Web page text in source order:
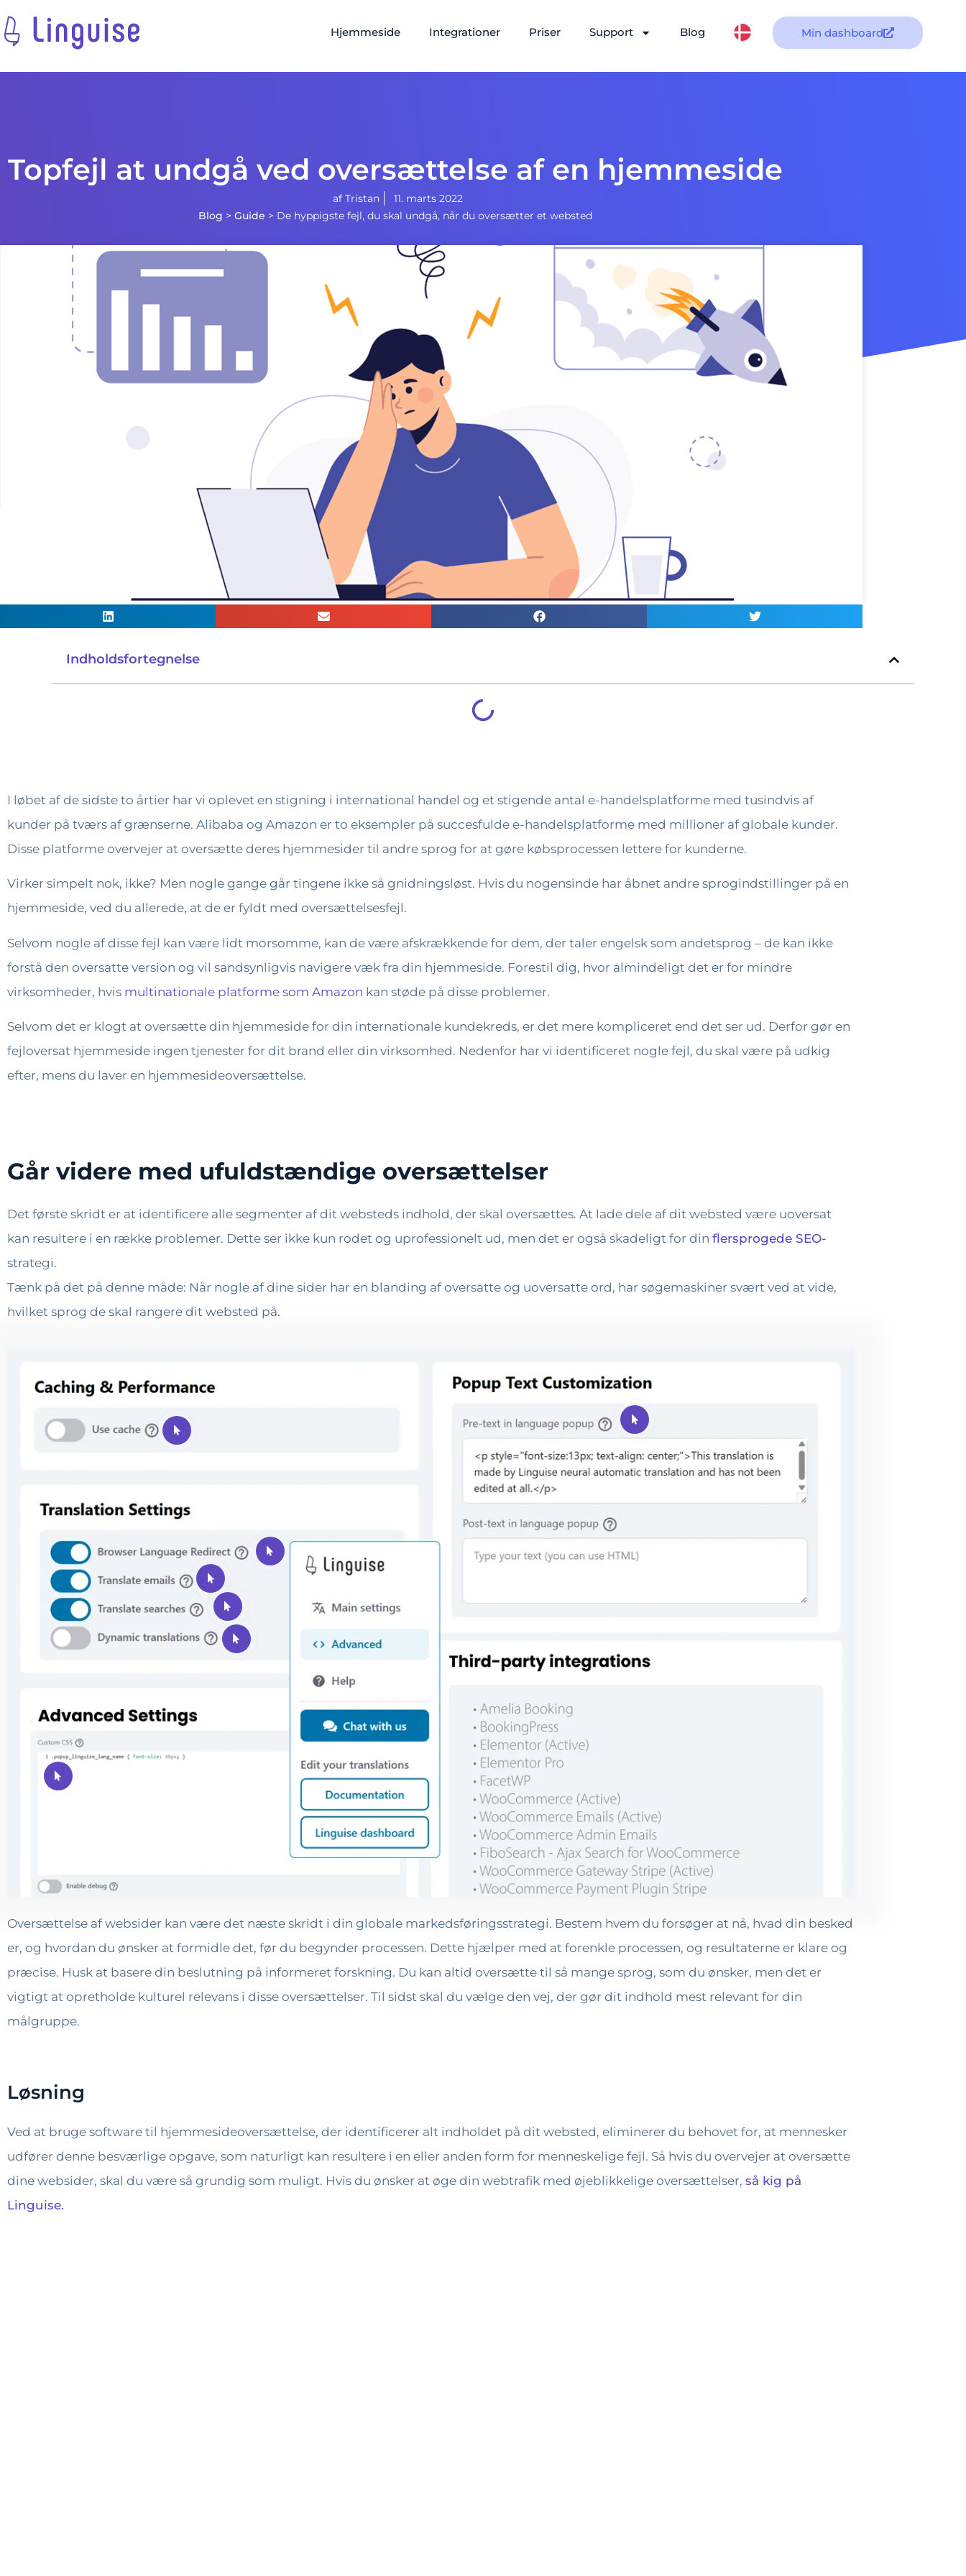
Hjemmeside Integrationer Priser Support Blog Min dashboard
Topfejl at undgå ved oversættelse af en hjemmeside
af Tristan
11. marts 2022
Blog > Guide > De hyppigste fejl, du skal undgå, når du oversætter et websted
Indholdsfortegnelse
I løbet af de sidste to årtier har vi oplevet en stigning i international handel og et stigende antal e-handelsplatforme med tusindvis af
kunder på tværs af grænserne. Alibaba og Amazon er to eksempler på succesfulde e-handelsplatforme med millioner af globale kunder.
Disse platforme overvejer at oversætte deres hjemmesider til andre sprog for at gøre købsprocessen lettere for kunderne.
Virker simpelt nok, ikke? Men nogle gange går tingene ikke så gnidningsløst. Hvis du nogensinde har åbnet andre sprogindstillinger på en
hjemmeside, ved du allerede, at de er fyldt med oversættelsesfejl.
Selvom nogle af disse fejl kan være lidt morsomme, kan de være afskrækkende for dem, der taler engelsk som andetsprog – de kan ikke
forstå den oversatte version og vil sandsynligvis navigere væk fra din hjemmeside. Forestil dig, hvor almindeligt det er for mindre
virksomheder, hvis multinationale platforme som Amazon kan støde på disse problemer.
Selvom det er klogt at oversætte din hjemmeside for din internationale kundekreds, er det mere kompliceret end det ser ud. Derfor gør en
fejloversat hjemmeside ingen tjenester for dit brand eller din virksomhed. Nedenfor har vi identificeret nogle fejl, du skal være på udkig
efter, mens du laver en hjemmesideoversættelse.
Går videre med ufuldstændige oversættelser
Det første skridt er at identificere alle segmenter af dit websteds indhold, der skal oversættes. At lade dele af dit websted være uoversat
kan resultere i en række problemer. Dette ser ikke kun rodet og uprofessionelt ud, men det er også skadeligt for din flersprogede SEO-
strategi.
Tænk på det på denne måde: Når nogle af dine sider har en blanding af oversatte og uoversatte ord, har søgemaskiner svært ved at vide,
hvilket sprog de skal rangere dit websted på.
Oversættelse af websider kan være det næste skridt i din globale markedsføringsstrategi. Bestem hvem du forsøger at nå, hvad din besked
er, og hvordan du ønsker at formidle det, før du begynder processen. Dette hjælper med at forenkle processen, og resultaterne er klare og
præcise. Husk at basere din beslutning på informeret forskning. Du kan altid oversætte til så mange sprog, som du ønsker, men det er
vigtigt at opretholde kulturel relevans i disse oversættelser. Til sidst skal du vælge den vej, der gør dit indhold mest relevant for din
målgruppe.
Løsning
Ved at bruge software til hjemmesideoversættelse, der identificerer alt indholdet på dit websted, eliminerer du behovet for, at mennesker
udfører denne besværlige opgave, som naturligt kan resultere i en eller anden form for menneskelige fejl. Så hvis du overvejer at oversætte
dine websider, skal du være så grundig som muligt. Hvis du ønsker at øge din webtrafik med øjeblikkelige oversættelser, så kig på
Linguise.